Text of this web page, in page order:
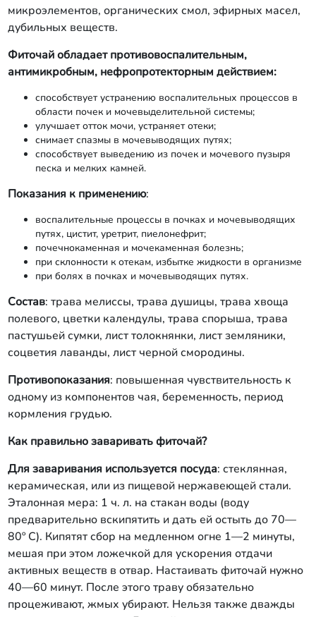
микроэлементов, органических смол, эфирных масел,
дубильных веществ.
Фиточай обладает противовоспалительным,
антимикробным, нефропротекторным действием:
способствует устранению воспалительных процессов в
области почек и мочевыделительной системы;
улучшает отток мочи, устраняет отеки;
снимает спазмы в мочевыводящих путях;
способствует выведению из почек и мочевого пузыря
песка и мелких камней.
Показания к применению:
воспалительные процессы в почках и мочевыводящих
путях, цистит, уретрит, пиелонефрит;
почечнокаменная и мочекаменная болезнь;
при склонности к отекам, избытке жидкости в организме
при болях в почках и мочевыводящих путях.
Состав: трава мелиссы, трава душицы, трава хвоща
полевого, цветки календулы, трава спорыша, трава
пастушьей сумки, лист толокнянки, лист земляники,
соцветия лаванды, лист черной смородины.
Противопоказания: повышенная чувствительность к
одному из компонентов чая, беременность, период
кормления грудью.
Как правильно заваривать фиточай?
Для заваривания используется посуда: стеклянная,
керамическая, или из пищевой нержавеющей стали.
Эталонная мера: 1 ч. л. на стакан воды (воду
предварительно вскипятить и дать ей остыть до 70—
80º С). Кипятят сбор на медленном огне 1—2 минуты,
мешая при этом ложечкой для ускорения отдачи
активных веществ в отвар. Настаивать фиточай нужно
40—60 минут. После этого траву обязательно
процеживают, жмых убирают. Нельзя также дважды